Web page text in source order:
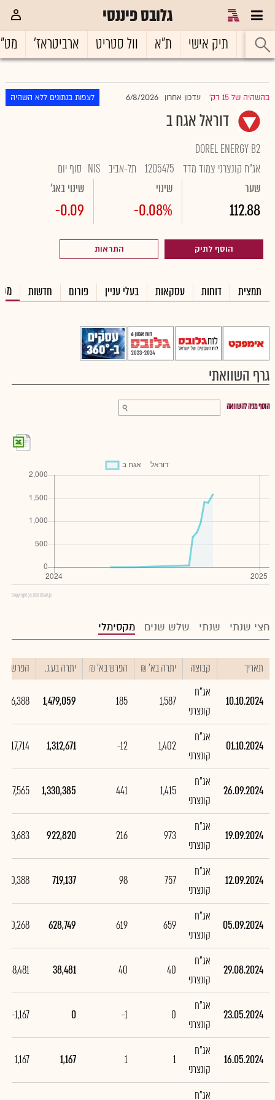
גלובס פיננסי
ראשי תיק אישי ת"א וול סטריט ארביטראז'
בהשהיה של 15 דק' עדכון אחרון 6/8/2026 לצפות בנתונים ללא השהיה
דוראל אגח ב
DOREL ENERGY B2
אג"ח קונצרני צמוד מדד 1205475 תל-אביב NIS סוף יום
שער
112.88
שינוי
-0.08%
שינוי באג'
-0.09
הוסף לתיק התראות
תמצית דוחות עסקאות בעלי עניין פורום חדשות
גרף השוואתי
הוסף מניה להשוואה
Copyright (c) 2016 Chart.js
חצי שנתי שנתי שלש שנים מקסימלי
תאריך קבוצה יתרה בא' ₪ הפרש בא' ₪ יתרה בע.נ. הפרש
10.10.2024
אג"ח
קונצרני
1,587
185
1,479,059
166,388
01.10.2024
אג"ח
קונצרני
1,402
-12
1,312,671
-17,714
26.09.2024
אג"ח
קונצרני
1,415
441
1,330,385
407,565
19.09.2024
אג"ח
קונצרני
973
216
922,820
203,683
12.09.2024
אג"ח
קונצרני
757
98
719,137
90,388
05.09.2024
אג"ח
קונצרני
659
619
628,749
590,268
29.08.2024
אג"ח
קונצרני
40
40
38,481
38,481
23.05.2024
אג"ח
קונצרני
0
-1
0
-1,167
16.05.2024
אג"ח
קונצרני
1
1
1,167
1,167
אג"ח